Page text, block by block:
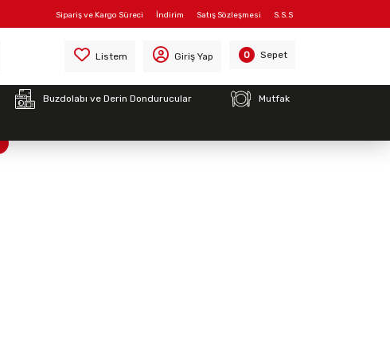
S.S.S
Satış Sözleşmesi
İndirim
Sipariş ve Kargo Süreci
Listem Giriş Yap 0 Sepet
Buzdolabı ve Derin Dondurucular Mutfak